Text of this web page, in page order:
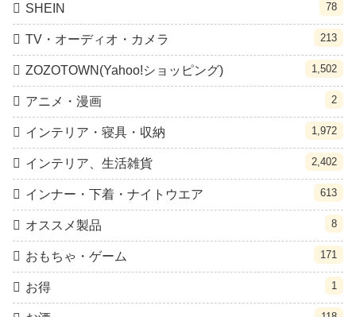
SHEIN 78
TV・オーディオ・カメラ 213
ZOZOTOWN(Yahoo!ショッピング) 1,502
アニメ・漫画 2
インテリア・寝具・収納 1,972
インテリア、生活雑貨 2,402
インナー・下着・ナイトウエア 613
オススメ製品 8
おもちゃ・ゲーム 171
お得 1